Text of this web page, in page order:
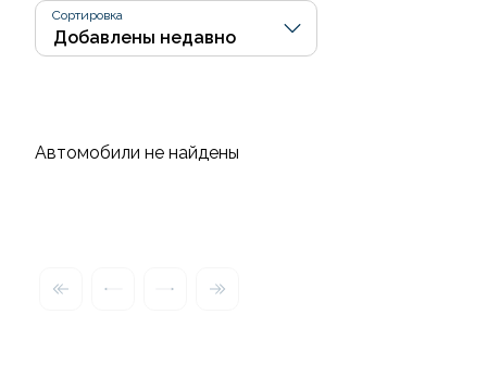
Сортировка
Автомобили не найдены